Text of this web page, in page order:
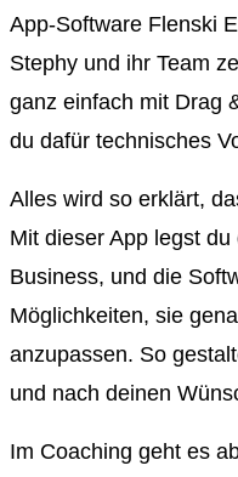
App-Software Flenski
Stephy und ihr Team
ganz einfach mit Drag
du dafür technisches
Alles wird so erklärt,
Mit dieser App legst
Business, und die
Möglichkeiten, sie
anzupassen. So
und nach deinen
Im Coaching geht es